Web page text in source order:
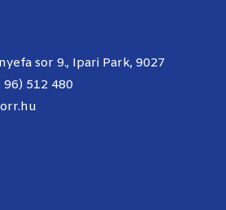
sor 9., Ipari Park, 9027
512 480